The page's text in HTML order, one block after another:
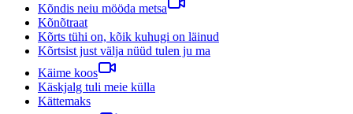
Kõndis neiu mööda metsa
Kõnõtraat
Kõrts tühi on, kõik kuhugi on läinud
Kõrtsist just välja nüüd tulen ju ma
Käime koos
Käskjalg tuli meie külla
Kättemaks